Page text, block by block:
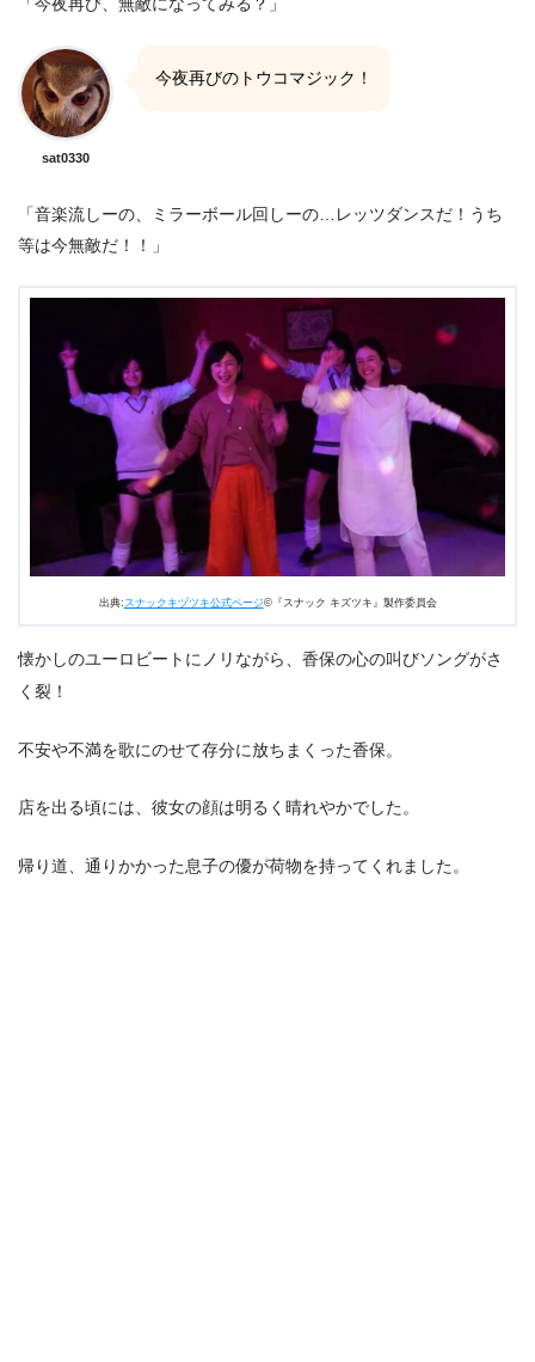
sat0330
今夜再びのトウコマジック！
「音楽流しーの、ミラーボール回しーの…レッツダンスだ！うち
等は今無敵だ！！」
出典: スナックキヅツキ公式ページ©『スナック キズツキ』製作委員会
懐かしのユーロビートにノリながら、香保の心の叫びソングがさ
く裂！
不安や不満を歌にのせて存分に放ちまくった香保。
店を出る頃には、彼女の顔は明るく晴れやかでした。
帰り道、通りかかった息子の優が荷物を持ってくれました。